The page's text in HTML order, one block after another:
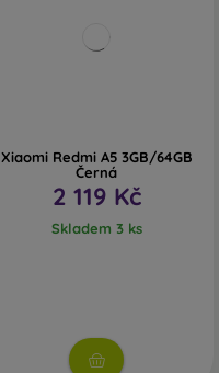
Xiaomi Redmi A5 3GB/64GB
Černá
2 119 Kč
Skladem 3 ks